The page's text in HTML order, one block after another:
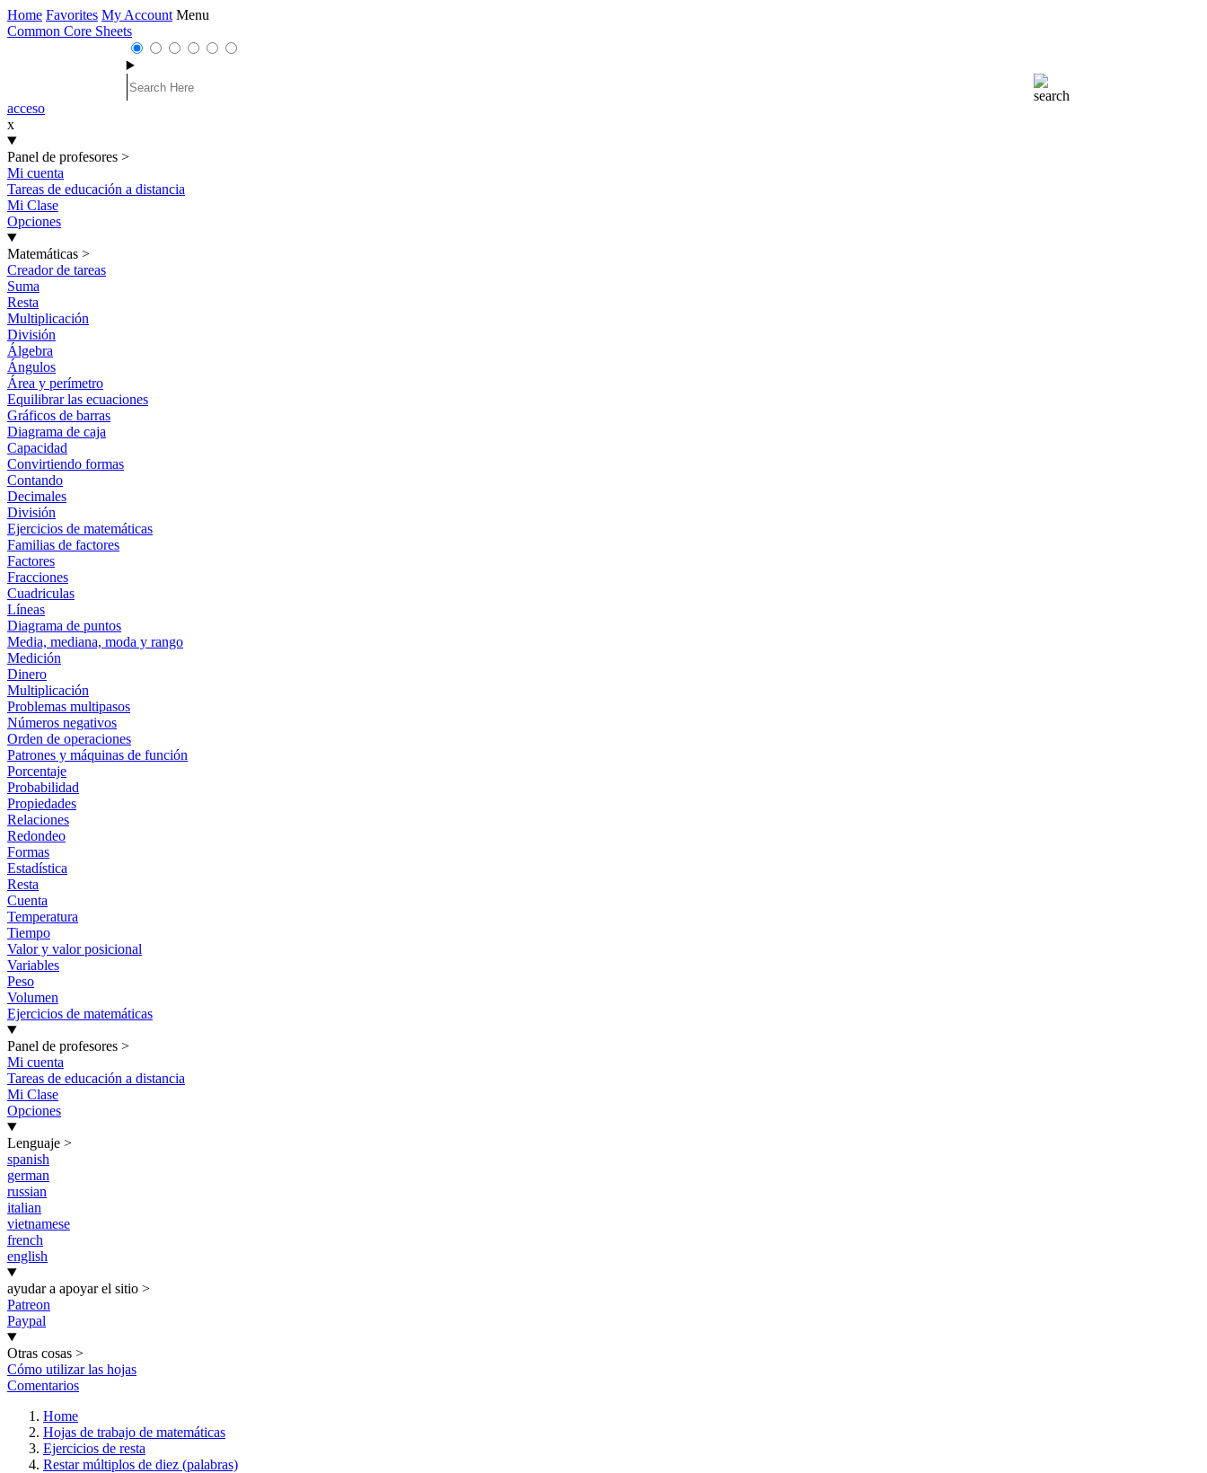
Home Favorites My Account Menu
Common Core Sheets
acceso
x
Panel de profesores >
Mi cuenta
Tareas de educación a distancia
Mi Clase
Opciones
Matemáticas >
Creador de tareas
Suma
Resta
Multiplicación
División
Álgebra
Ángulos
Área y perímetro
Equilibrar las ecuaciones
Gráficos de barras
Diagrama de caja
Capacidad
Convirtiendo formas
Contando
Decimales
División
Ejercicios de matemáticas
Familias de factores
Factores
Fracciones
Cuadriculas
Líneas
Diagrama de puntos
Media, mediana, moda y rango
Medición
Dinero
Multiplicación
Problemas multipasos
Números negativos
Orden de operaciones
Patrones y máquinas de función
Porcentaje
Probabilidad
Propiedades
Relaciones
Redondeo
Formas
Estadística
Resta
Cuenta
Temperatura
Tiempo
Valor y valor posicional
Variables
Peso
Volumen
Ejercicios de matemáticas
Panel de profesores >
Mi cuenta
Tareas de educación a distancia
Mi Clase
Opciones
Lenguaje >
spanish
german
russian
italian
vietnamese
french
english
ayudar a apoyar el sitio >
Patreon
Paypal
Otras cosas >
Cómo utilizar las hojas
Comentarios
Home
Hojas de trabajo de matemáticas
Ejercicios de resta
Restar múltiplos de diez (palabras)